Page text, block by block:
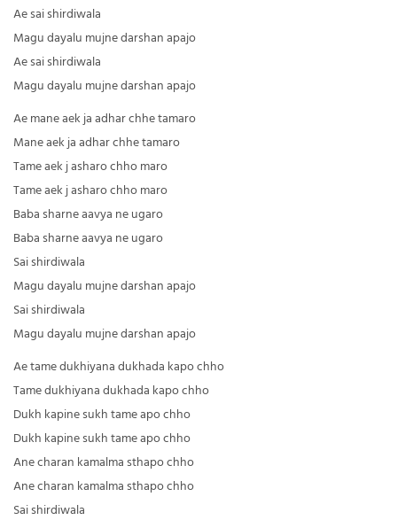
Ae sai shirdiwala
Magu dayalu mujne darshan apajo
Ae sai shirdiwala
Magu dayalu mujne darshan apajo
Ae mane aek ja adhar chhe tamaro
Mane aek ja adhar chhe tamaro
Tame aek j asharo chho maro
Tame aek j asharo chho maro
Baba sharne aavya ne ugaro
Baba sharne aavya ne ugaro
Sai shirdiwala
Magu dayalu mujne darshan apajo
Sai shirdiwala
Magu dayalu mujne darshan apajo
Ae tame dukhiyana dukhada kapo chho
Tame dukhiyana dukhada kapo chho
Dukh kapine sukh tame apo chho
Dukh kapine sukh tame apo chho
Ane charan kamalma sthapo chho
Ane charan kamalma sthapo chho
Sai shirdiwala